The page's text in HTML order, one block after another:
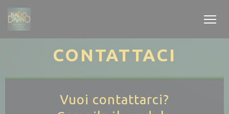
Personalizzazione delle tue scelte sui cookie
CONTATTACI
Vuoi contattarci?